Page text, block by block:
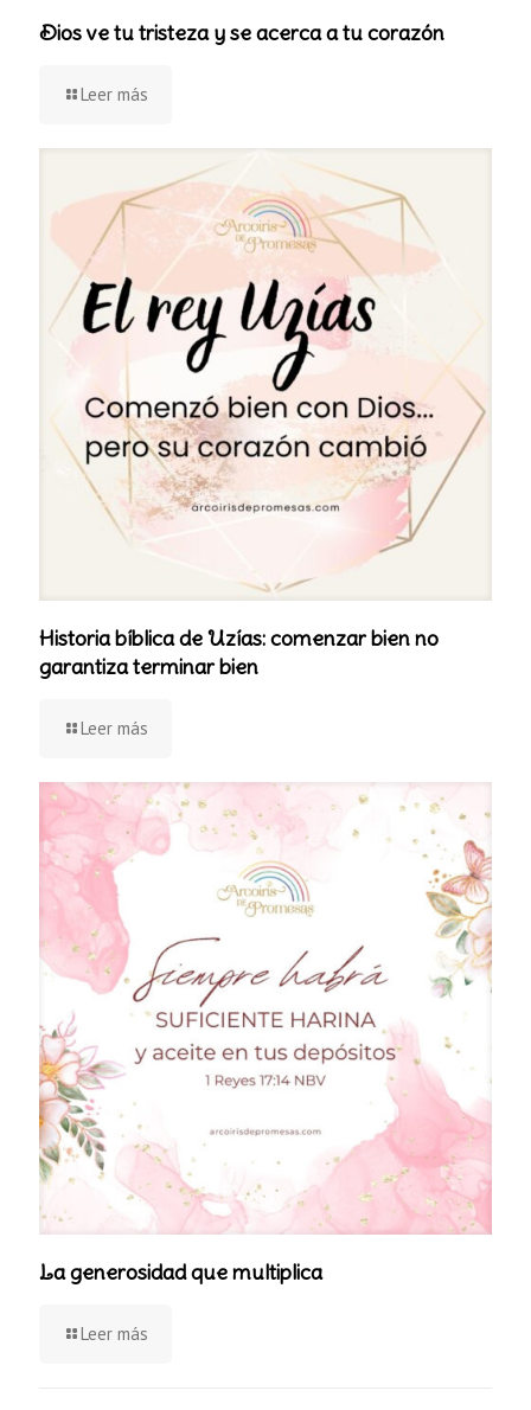
Dios ve tu tristeza y se acerca a tu corazón
Leer más
Historia bíblica de Uzías: comenzar bien no
garantiza terminar bien
Leer más
La generosidad que multiplica
Leer más